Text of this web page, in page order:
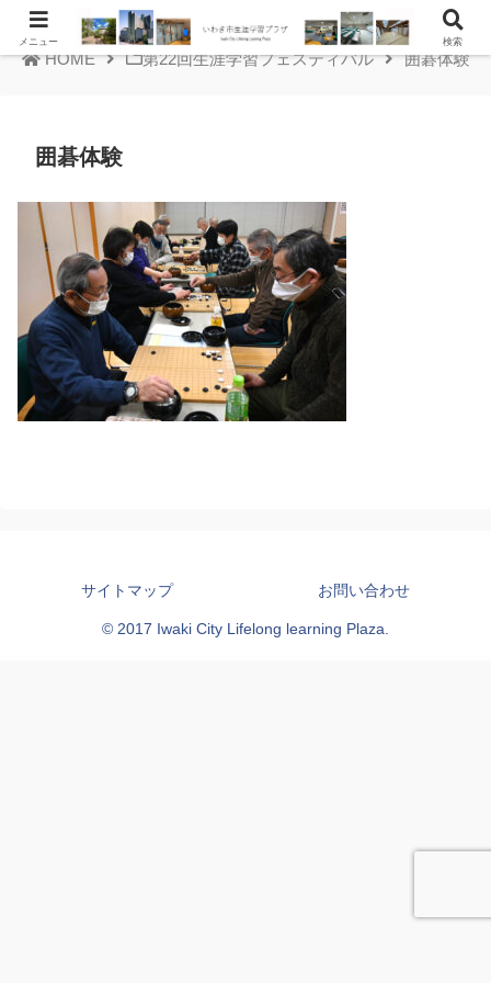
HOME 第22回生涯学習フェスティバル 囲碁体験
囲碁体験
サイトマップ お問い合わせ
© 2017 Iwaki City Lifelong learning Plaza.
メニュー 検索